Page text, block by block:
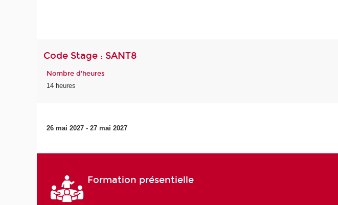
Code Stage : SANT8
Nombre d'heures
14 heures
26 mai 2027 - 27 mai 2027
Formation présentielle